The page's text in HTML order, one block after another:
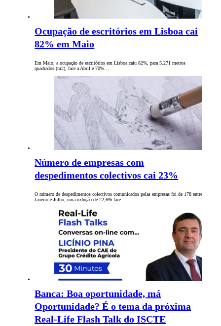
Ocupação de escritórios em Lisboa cai
82% em Maio
Em Maio, a ocupação de escritórios em Lisboa caiu 82%, para 5.271 metros
quadrados (m2), face a Abril e 70%…
Número de empresas com
despedimentos colectivos cai 23%
O número de despedimentos colectivos comunicados pelas empresas foi de 178 entre
Janeiro e Julho, uma redução de 22,6% face…
Banca: Boa oportunidade, má
Oportunidade? É o tema da próxima
Real-Life Flash Talk do ISCTE